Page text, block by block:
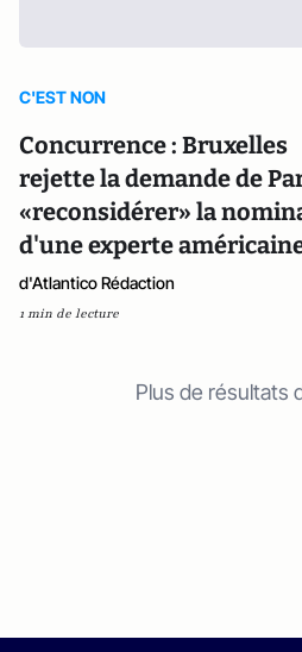
C'EST NON
Concurrence : Bruxelles
rejette la demande de
«reconsidérer» la
d'une experte
d'Atlantico Rédaction
1 min de lecture
Plus de résultats